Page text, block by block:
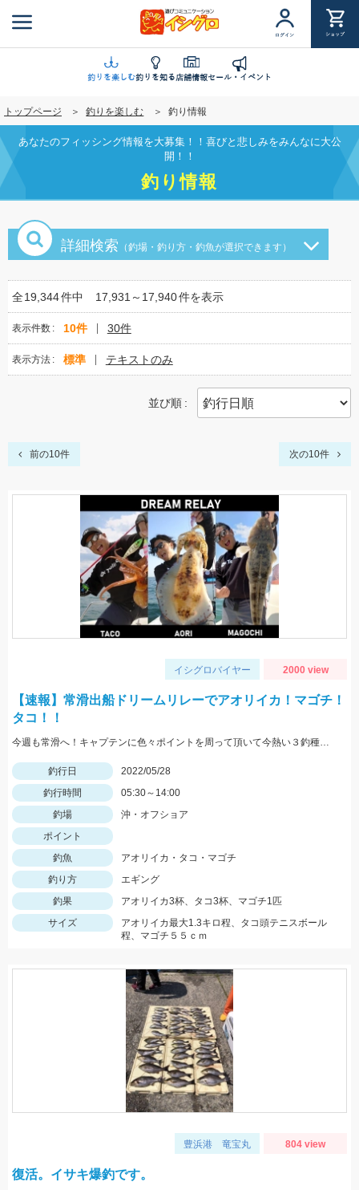
ン
に
移
動
ログイン ショップ
釣りを楽しむ釣りを知る店舗情報セール・イベント
トップページ 釣りを楽しむ 釣り情報
あなたのフィッシング情報を大募集！！喜びと悲しみをみんなに大公
開！！
釣り情報
詳細検索 （釣場・釣り方・釣魚が選択できます）
全19,344件中 17,931～17,940件を表示
表示件数 10件 30件
表示方法 標準 テキストのみ
並び順
前の10件 次の10件
イシグロバイヤー 2000 view
【速報】常滑出船ドリームリレーでアオリイカ！マゴチ！
タコ！！
今週も常滑へ！キャプテンに色々ポイントを周って頂いて今熱い３釣種を釣ることができました！！大興奮！！！
釣行日
2022/05/28
釣行時間
05:30～14:00
釣場
沖・オフショア
ポイント
釣魚
アオリイカ・タコ・マゴチ
釣り方
エギング
釣果
アオリイカ3杯、タコ3杯、マゴチ1匹
サイズ
アオリイカ最大1.3キロ程、タコ頭テニスボール
程、マゴチ５５ｃｍ
豊浜港 竜宝丸 804 view
復活。イサキ爆釣です。